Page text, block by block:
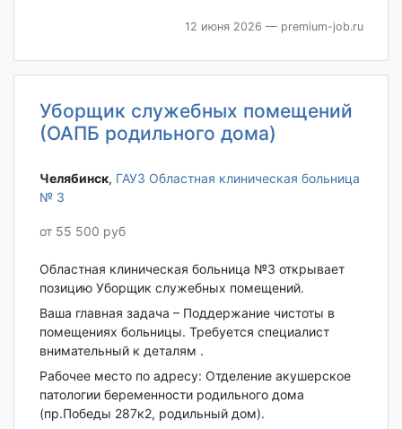
12 июня 2026 — premium-job.ru
Уборщик служебных помещений
(ОАПБ родильного дома)
Челябинск‎, ГАУЗ Областная клиническая больница
№ 3
от 55 500 руб
Областная клиническая больница №3 открывает
позицию Уборщик служебных помещений.
Ваша главная задача – Поддержание чистоты в
помещениях больницы. Требуется специалист
внимательный к деталям .
Рабочее место по адресу: Отделение акушерское
патологии беременности родильного дома
(пр.Победы 287к2, родильный дом).